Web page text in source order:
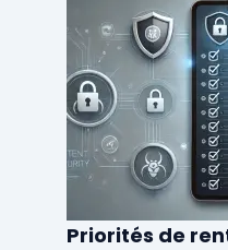
Priorités de